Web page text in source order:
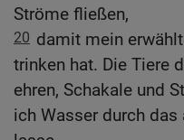
Ströme fließen,
20 damit mein
trinken hat. Die Tiere
ehren, Schakale und
ich Wasser durch